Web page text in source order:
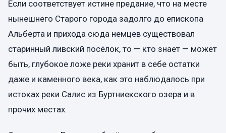
Если соответствует истине предание, что на месте
нынешнего Старого города задолго до епископа
Альберта и прихода сюда немцев существовал
старинный ливский посёлок, то — кто знает — может
быть, глубокое ложе реки хранит в себе остатки
даже и каменного века, как это наблюдалось при
истоках реки Салис из Буртниекского озера и в
прочих местах.